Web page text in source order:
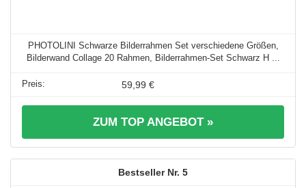
PHOTOLINI Schwarze Bilderrahmen Set verschiedene Größen,
Bilderwand Collage 20 Rahmen, Bilderrahmen-Set Schwarz H ...
59,99 €
ZUM TOP ANGEBOT »
5